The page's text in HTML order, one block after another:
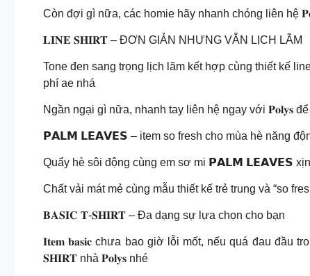
Còn đợi gì nữa, các homie hãy nhanh chóng liên hệ
𝐋𝐈𝐍𝐄 𝐒𝐇𝐈𝐑𝐓 – ĐƠN GIẢN NHƯNG VẪN LỊCH LÃM
Tone đen sang trọng lịch lãm kết hợp cùng thiết kế
phí ae nhá
Ngần ngại gì nữa, nhanh tay liên hệ ngay với 𝐏𝐨𝐥𝐲𝐬
𝗣𝗔𝗟𝗠 𝗟𝗘𝗔𝗩𝗘𝗦 – item so fresh cho mùa hè năng
Quẩy hè sôi động cùng em sơ mi 𝗣𝗔𝗟𝗠 𝗟𝗘𝗔𝗩𝗘𝗦 xịn
Chất vải mát mẻ cùng mẫu thiết kế trẻ trung và “so
𝐁𝐀𝐒𝐈𝐂 𝐓-𝐒𝐇𝐈𝐑𝐓 – Đa dạng sự lựa chọn cho bạn
𝐈𝐭𝐞𝐦 𝐛𝐚𝐬𝐢𝐜 chưa bao giờ lỗi mốt, nếu quá đau đầu
𝐒𝐇𝐈𝐑𝐓 nhà 𝐏𝐨𝐥𝐲𝐬 nhé